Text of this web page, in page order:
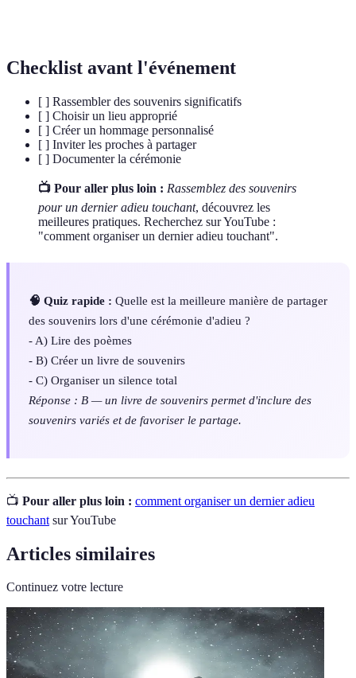
Checklist avant l'événement
[ ] Rassembler des souvenirs significatifs
[ ] Choisir un lieu approprié
[ ] Créer un hommage personnalisé
[ ] Inviter les proches à partager
[ ] Documenter la cérémonie
📺 Pour aller plus loin : Rassemblez des souvenirs
pour un dernier adieu touchant, découvrez les
meilleures pratiques. Recherchez sur YouTube :
"comment organiser un dernier adieu touchant".
🧠 Quiz rapide : Quelle est la meilleure manière de partager
des souvenirs lors d'une cérémonie d'adieu ?
- A) Lire des poèmes
- B) Créer un livre de souvenirs
- C) Organiser un silence total
Réponse : B — un livre de souvenirs permet d'inclure des
souvenirs variés et de favoriser le partage.
📺 Pour aller plus loin : comment organiser un dernier adieu
touchant sur YouTube
Articles similaires
Continuez votre lecture